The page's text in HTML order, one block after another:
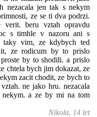
nezacala jen tak s nekym
ze se ti dva podrzi.
verit. beru vztah opravdu
s timhle v nazoru ani s
taky vim, ze kdybych ted
ze rodicum by to prislo
by to shodili. a prislo
chtela bych jim dokazat, ze
zacit chodit, ze bych to
ne jako hru. nezacala
a ze by mi na tom
Nikola, 14 let